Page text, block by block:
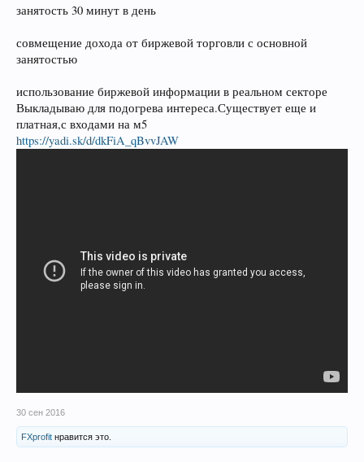
занятость 30 минут в день
совмещение дохода от биржевой торговли с основной
занятостью
использование биржевой информации в реальном секторе
Выкладываю для подогрева интереса.Существует еще и
платная,с входами на м5
https://yadi.sk/d/dkFiA_qBvvJAW
30 сен 2016
FXprofit нравится это.